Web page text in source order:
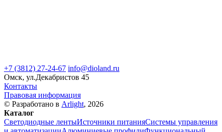
+7 (3812) 27-24-67 info@dioland.ru
Омск, ул.Декабристов 45
Контакты
Правовая информация
© Разработано в Arlight, 2026
Каталог
Светодиодные лентыИсточники питанияСистемы управления